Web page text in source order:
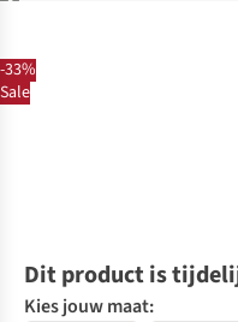
-33%
Sale
Dit product is
Kies jouw maat: